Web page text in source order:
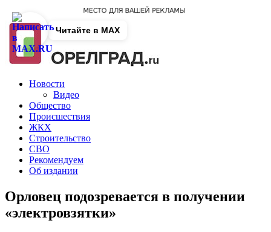
Новости
Видео
Общество
Происшествия
ЖКХ
Строительство
СВО
Рекомендуем
Об издании
Орловец подозревается в получении
«электровзятки»
Читайте в MAX